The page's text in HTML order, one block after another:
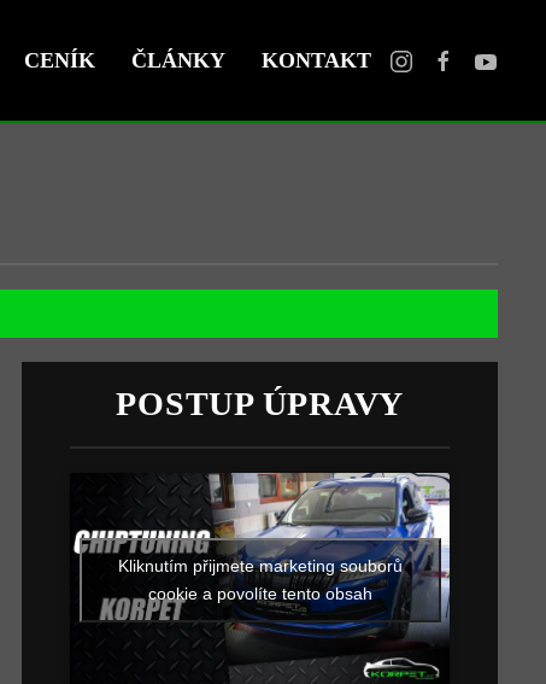
CENÍK ČLÁNKY KONTAKT
POSTUP ÚPRAVY
Kliknutím přijmete marketing souborů
cookie a povolíte tento obsah